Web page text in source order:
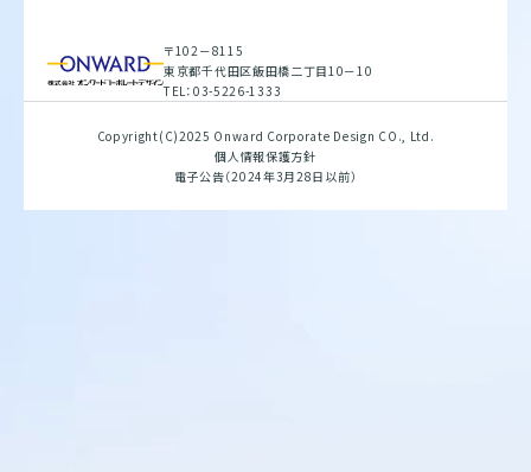
〒102－8115
東京都千代田区飯田橋二丁目10－10
TEL：03-5226-1333
Copyright(C)2025 Onward Corporate Design CO., Ltd.
個人情報保護方針
電子公告（2024年3月28日以前）
〒102－8115
東京都千代田区飯田橋二丁目10－10
TEL：03-5226-1333
調達指針
Copyright(C)2025 Onward Corporate Design CO., Ltd.
個人情報保護方針
電子公告（2024年3月28日以前）